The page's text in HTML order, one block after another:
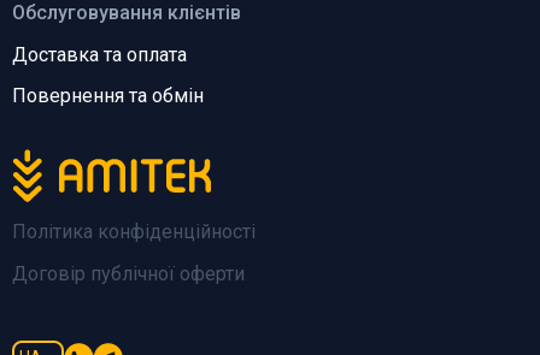
Політика конфіденційності
Договір публічної оферти
Обслуговування клієнтів
Доставка та оплата
Повернення та обмін